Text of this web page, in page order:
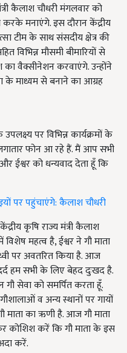
कैलाश चौधरी मंगलवार को
मनाएंगे. इस दौरान केंद्रीय
टीम के साथ संसदीय क्षेत्र की
विभिन्न मौसमी बीमारियों से
का वैक्सीनेशन करवाएंगे. उन्होंने
के माध्यम से बनाने का आग्रह
पर विभिन्न कार्यक्रमों के
फोन आ रहे हैं. मैं आप सभी
ईश्वर को धन्यवाद देता हूँ कि
पर पहुंचाएंगे: कैलाश चौधरी
कृषि राज्य मंत्री कैलाश
महत्व है, ईश्वर ने गौ माता
पर अवतरित किया है. आज
हम सभी के लिए बेहद दुःखद है.
सेवा को समर्पित करता हूँ.
व अन्य स्थानों पर गायों
माता का ऋणी है. आज गौ माता
कोशिश करें कि गौ माता के इस
करें.